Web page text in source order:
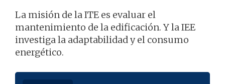
La misión de la ITE es evaluar el
mantenimiento de la edificación. Y la IEE
investiga la adaptabilidad y el consumo
energético.